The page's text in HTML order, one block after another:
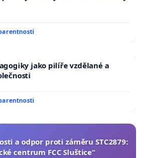
jako pilíře vzdělané a
a odpor proti záměru STC2879:
centrum FCC Sluštice“